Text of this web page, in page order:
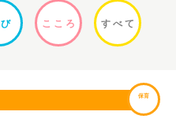
び ここ ろ すべて
保育